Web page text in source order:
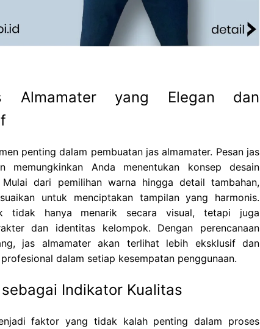
Almamater yang Elegan dan
penting dalam pembuatan jas almamater. Pesan jas
memungkinkan Anda menentukan konsep desain
Mulai dari pemilihan warna hingga detail tambahan,
untuk menciptakan tampilan yang harmonis.
tidak hanya menarik secara visual, tetapi juga
dan identitas kelompok. Dengan perencanaan
jas almamater akan terlihat lebih eksklusif dan
dalam setiap kesempatan penggunaan.
Indikator Kualitas
faktor yang tidak kalah penting dalam proses